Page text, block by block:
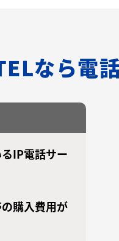
なら電
IP電話サー
購入費用が